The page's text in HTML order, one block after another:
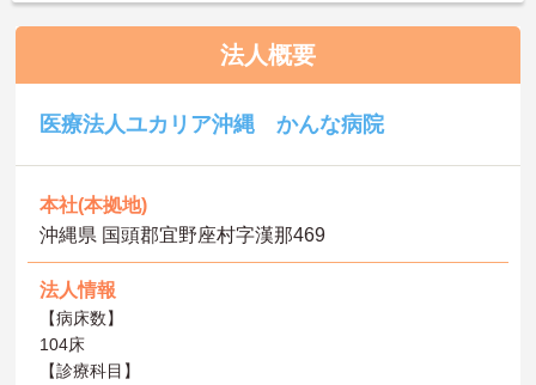
法人概要
医療法人ユカリア沖縄 かんな病院
本社(本拠地)
沖縄県 国頭郡宜野座村字漢那469
法人情報
【病床数】
104床
【診療科目】